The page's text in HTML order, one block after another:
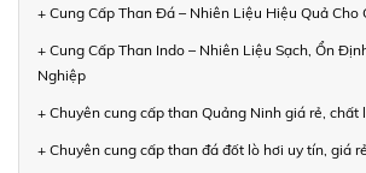
+ Cung Cấp Than Đá – Nhiên Liệu Hiệu Quả Cho
+ Cung Cấp Than Indo – Nhiên Liệu Sạch, Ổn
Nghiệp
+ Chuyên cung cấp than Quảng Ninh giá rẻ,
+ Chuyên cung cấp than đá đốt lò hơi uy tín, giá